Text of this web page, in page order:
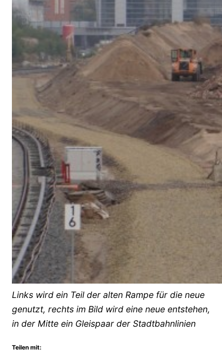
Links wird ein Teil der alten Rampe für die neue
genutzt, rechts im Bild wird eine neue entstehen,
in der Mitte ein Gleispaar der Stadtbahnlinien
Teilen mit: